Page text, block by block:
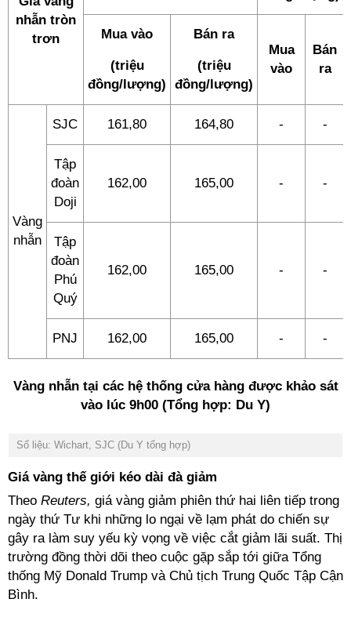
nhẫn tròn
trơn
Mua vào
(triệu
đồng/lượng)
Bán ra
(triệu
đồng/lượng)
Mua
vào
Bán
ra
Vàng
nhẫn
SJC 161,80 164,80 - -
Tập
đoàn
Doji
162,00 165,00 - -
Tập
đoàn
Phú
Quý
162,00 165,00 - -
PNJ 162,00 165,00 - -
Vàng nhẫn tại các hệ thống cửa hàng được khảo sát
vào lúc 9h00 (Tổng hợp: Du Y)
Số liệu: Wichart, SJC (Du Y tổng hợp)
Giá vàng thế giới kéo dài đà giảm
Theo Reuters, giá vàng giảm phiên thứ hai liên tiếp trong
ngày thứ Tư khi những lo ngại về lạm phát do chiến sự
gây ra làm suy yếu kỳ vọng về việc cắt giảm lãi suất. Thị
trường đồng thời dõi theo cuộc gặp sắp tới giữa Tổng
thống Mỹ Donald Trump và Chủ tịch Trung Quốc Tập Cận
Bình.